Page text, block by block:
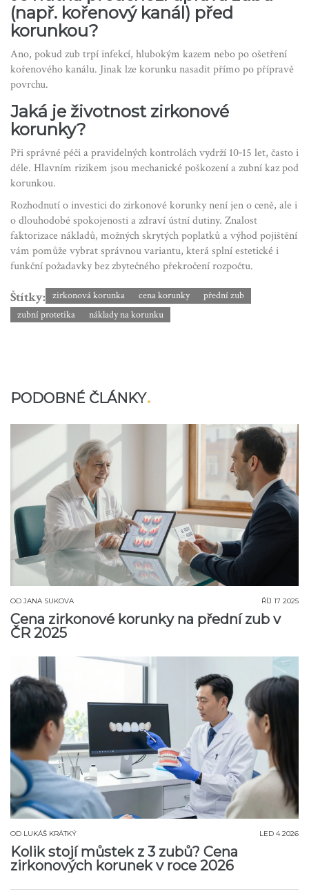
(např. kořenový kanál) před
korunkou?
Ano, pokud zub trpí infekcí, hlubokým kazem nebo po ošetření
kořenového kanálu. Jinak lze korunku nasadit přímo po přípravě
povrchu.
Jaká je životnost zirkonové
korunky?
Při správné péči a pravidelných kontrolách vydrží 10‑15 let, často i
déle. Hlavním rizikem jsou mechanické poškození a zubní kaz pod
korunkou.
Rozhodnutí o investici do zirkonové korunky není jen o ceně, ale i
o dlouhodobé spokojenosti a zdraví ústní dutiny. Znalost
faktorizace nákladů, možných skrytých poplatků a výhod pojištění
vám pomůže vybrat správnou variantu, která splní estetické i
funkční požadavky bez zbytečného překročení rozpočtu.
Štítky: zirkonová korunka cena korunky
přední zub
zubní protetika
náklady na korunku
PODOBNÉ ČLÁNKY
OD JANA SUKOVA ŘÍJ 17 2025
Cena zirkonové korunky na přední zub v
ČR 2025
OD LUKÁŠ KRÁTKÝ LED 4 2026
Kolik stojí můstek z 3 zubů? Cena
zirkonových korunek v roce 2026